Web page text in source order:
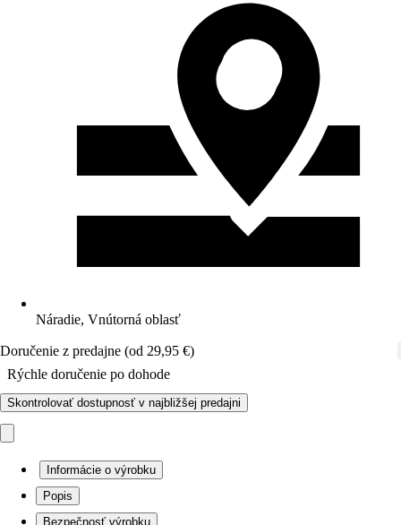
Náradie, Vnútorná oblasť
Doručenie z predajne (od 29,95 €)
Rýchle doručenie po dohode
Skontrolovať dostupnosť v najbližšej predajni
Informácie o výrobku
Popis
Bezpečnosť výrobku